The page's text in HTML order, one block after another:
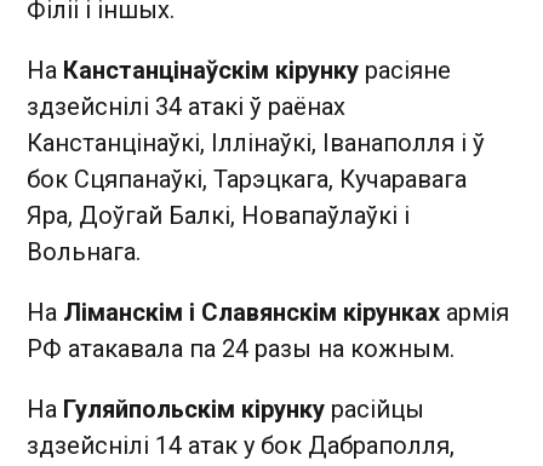
Філіі і іншых.
На Канстанцінаўскім кірунку расіяне
здзейснілі 34 атакі ў раёнах
Канстанцінаўкі, Іллінаўкі, Іванаполля і ў
бок Сцяпанаўкі, Тарэцкага, Кучаравага
Яра, Доўгай Балкі, Новапаўлаўкі і
Вольнага.
На Ліманскім і Славянскім кірунках армія
РФ атакавала па 24 разы на кожным.
На Гуляйпольскім кірунку расійцы
здзейснілі 14 атак у бок Дабраполля,